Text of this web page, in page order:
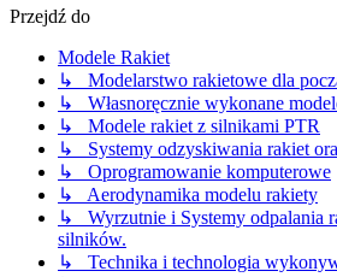
Przejdź do
Modele Rakiet
↳ Modelarstwo rakietowe dla
↳ Własnoręcznie wykonane
↳ Modele rakiet z silnikami PTR
↳ Systemy odzyskiwania rakiet
↳ Oprogramowanie komputerowe
↳ Aerodynamika modelu rakiety
↳ Wyrzutnie i Systemy odpalania
silników.
↳ Technika i technologia